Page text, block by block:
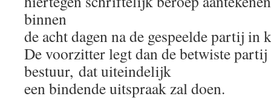
binnen
de acht dagen na de gespeelde partij in
De voorzitter legt dan de betwiste partij
bestuur, dat uiteindelijk
een bindende uitspraak zal doen.